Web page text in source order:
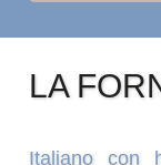
LA
Italiano con